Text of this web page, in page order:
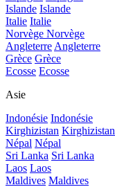
Islande Islande
Italie Italie
Norvège Norvège
Angleterre Angleterre
Grèce Grèce
Ecosse Ecosse
Asie
Indonésie Indonésie
Kirghizistan Kirghizistan
Népal Népal
Sri Lanka Sri Lanka
Laos Laos
Maldives Maldives